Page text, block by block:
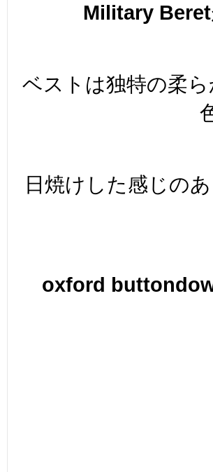
Military Beret
ベストは独特の柔
日焼けした感じの
oxford